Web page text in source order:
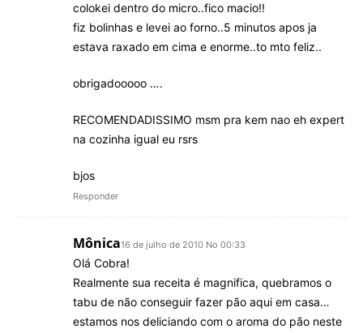
colokei dentro do micro..fico macio!!
fiz bolinhas e levei ao forno..5 minutos apos ja
estava raxado em cima e enorme..to mto feliz..
obrigadooooo ….
RECOMENDADISSIMO msm pra kem nao eh expert
na cozinha igual eu rsrs
bjos
Responder
Mônica16 de julho de 2010 No 00:33
Olá Cobra!
Realmente sua receita é magnifica, quebramos o
tabu de não conseguir fazer pão aqui em casa…
estamos nos deliciando com o aroma do pão neste